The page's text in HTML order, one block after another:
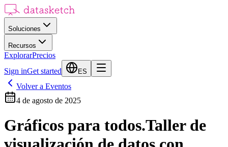
Soluciones
Recursos
ExplorarPrecios
Sign inGet started ES
Volver a Eventos
4 de agosto de 2025
Gráficos para todos.Taller de